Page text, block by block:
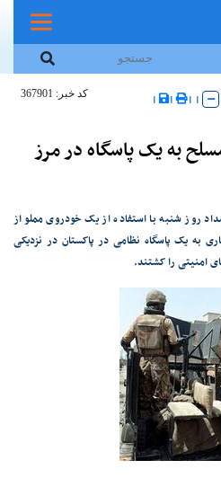
|
|
|
|
کد خبر: 367901
به یک پاسگاه در مرز
روز شنبه با استفاده از یک خودروی مملو از
به یک پاسگاه نظامی در پاکستان در نزدیکی
امنیتی را کشتند.